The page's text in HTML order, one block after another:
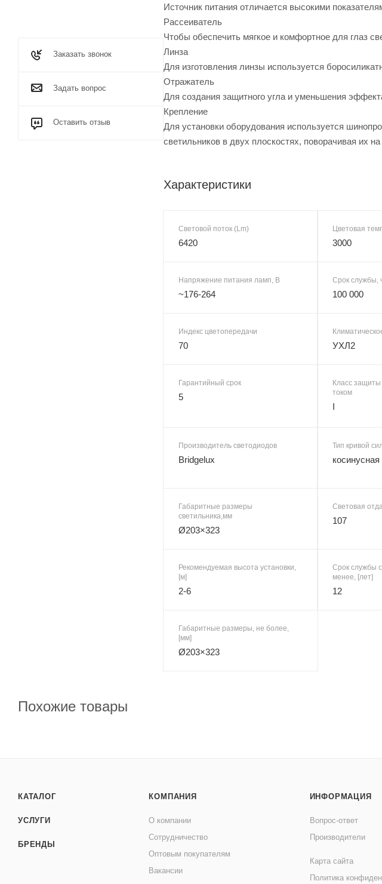
Источник питания отличается высокими
Рассеиватель
Чтобы обеспечить мягкое и комфортное для глаз
Линза
Для изготовления линзы используется
Отражатель
Для создания защитного угла и уменьшения
Крепление
Для установки оборудования используется
светильников в двух плоскостях, поворачивая их на
Характеристики
Световой поток (Lm)
6420
Цветовая
3000
Напряжение питания ламп, В
~176-264
Срок службы,
100 000
Индекс цветопередачи
70 УХЛ2
Гарантийный срок
5
Класс
током
I
Производитель светодиодов
Bridgelux
Тип кривой
косинусная
Габаритные размеры
светильника,мм
Ø203×323
Световая
107
Рекомендуемая высота установки,
[м]
2-6
Срок службы
менее, [лет]
12
Габаритные размеры, не более,
[мм]
Ø203×323
Заказать звонок
Задать вопрос
Оставить отзыв
Похожие товары
КАТАЛОГ
УСЛУГИ
БРЕНДЫ
КОМПАНИЯ
О компании
Сотрудничество
Оптовым покупателям
Вакансии
ИНФОРМАЦИЯ
Вопрос-ответ
Производители
Карта сайта
Политика